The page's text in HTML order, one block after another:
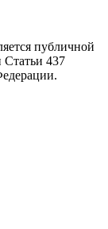
публичной
437